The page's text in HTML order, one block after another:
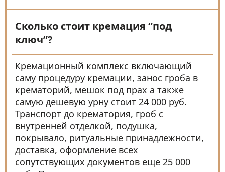
Сколько стоит кремация “под
ключ”?
Кремационный комплекс включающий
саму процедуру кремации, занос гроба в
крематорий, мешок под прах а также
самую дешевую урну стоит 24 000 руб.
Транспорт до крематория, гроб с
внутренней отделкой, подушка,
покрывало, ритуальные принадлежности,
доставка, оформление всех
сопутствующих документов еще 25 000